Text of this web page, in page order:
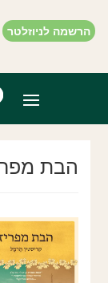
הרשמה לניוזלטר
הבת
THE PARIS
DAUGHTER
Harmel